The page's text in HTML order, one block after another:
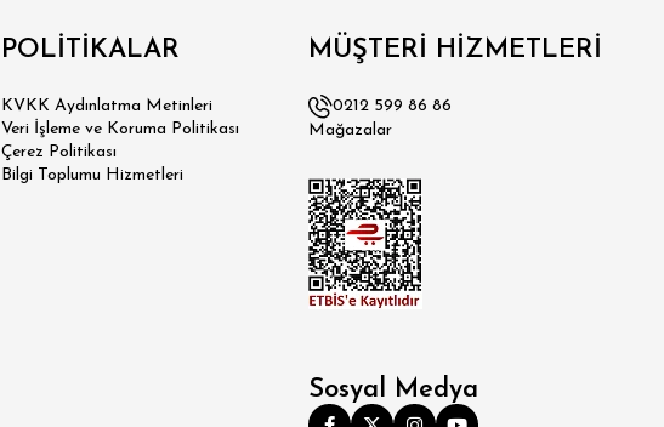
POLİTİKALAR
KVKK Aydınlatma Metinleri
Veri İşleme ve Koruma Politikası
Çerez Politikası
Bilgi Toplumu Hizmetleri
MÜŞTERİ HİZMETLERİ
0212 599 86 86
Mağazalar
Sosyal Medya